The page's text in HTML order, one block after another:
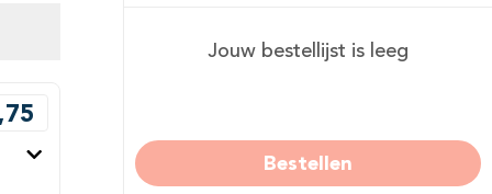
Jouw bestellijst is leeg
Bestellen